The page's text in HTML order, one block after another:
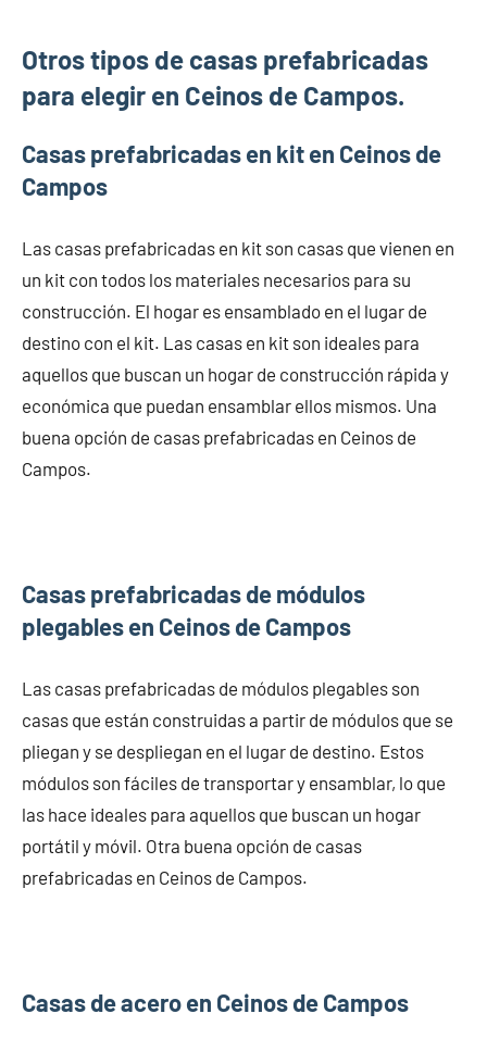
Otros tipos de casas prefabricadas
para elegir en Ceinos de Campos.
Casas prefabricadas en kit en Ceinos de
Campos
Las casas prefabricadas en kit son casas que vienen en
un kit con todos los materiales necesarios para su
construcción. El hogar es ensamblado en el lugar de
destino con el kit. Las casas en kit son ideales para
aquellos que buscan un hogar de construcción rápida y
económica que puedan ensamblar ellos mismos. Una
buena opción de casas prefabricadas en Ceinos de
Campos.
Casas prefabricadas de módulos
plegables en Ceinos de Campos
Las casas prefabricadas de módulos plegables son
casas que están construidas a partir de módulos que se
pliegan y se despliegan en el lugar de destino. Estos
módulos son fáciles de transportar y ensamblar, lo que
las hace ideales para aquellos que buscan un hogar
portátil y móvil. Otra buena opción de casas
prefabricadas en Ceinos de Campos.
Casas de acero en Ceinos de Campos